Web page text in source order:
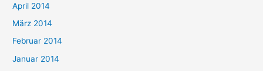
April 2014
März 2014
Februar 2014
Januar 2014